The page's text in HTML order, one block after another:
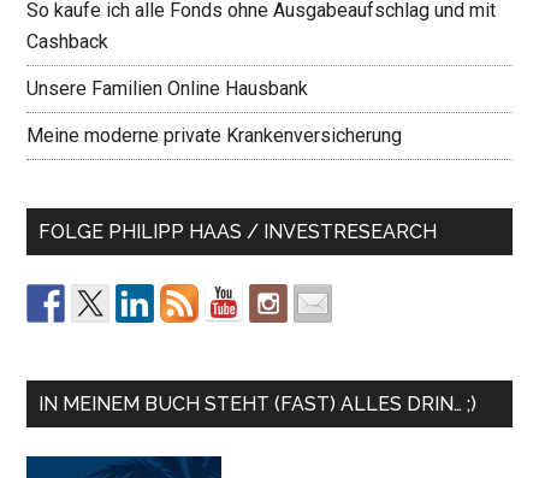
So kaufe ich alle Fonds ohne Ausgabeaufschlag und mit
Cashback
Unsere Familien Online Hausbank
Meine moderne private Krankenversicherung
FOLGE PHILIPP HAAS / INVESTRESEARCH
IN MEINEM BUCH STEHT (FAST) ALLES DRIN… ;)